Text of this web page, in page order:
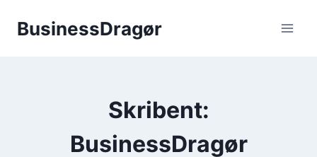
BusinessDragør
Skribent:
BusinessDragør